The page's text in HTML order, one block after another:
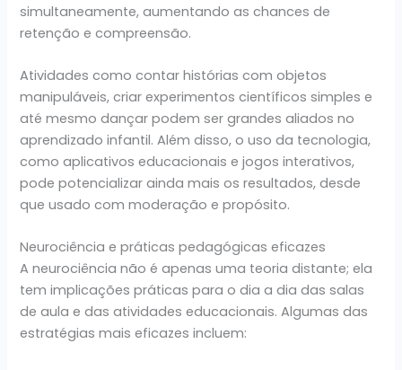
simultaneamente, aumentando as chances de
retenção e compreensão.
Atividades como contar histórias com objetos
manipuláveis, criar experimentos científicos simples e
até mesmo dançar podem ser grandes aliados no
aprendizado infantil. Além disso, o uso da tecnologia,
como aplicativos educacionais e jogos interativos,
pode potencializar ainda mais os resultados, desde
que usado com moderação e propósito.
Neurociência e práticas pedagógicas eficazes
A neurociência não é apenas uma teoria distante; ela
tem implicações práticas para o dia a dia das salas
de aula e das atividades educacionais. Algumas das
estratégias mais eficazes incluem: